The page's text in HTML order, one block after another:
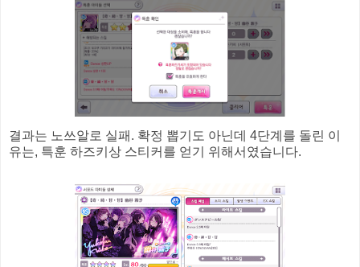
결과는 노쓰알로 실패. 확정 뽑기도 아닌데 4단계를 돌린 이
유는, 특훈 하즈키상 스티커를 얻기 위해서였습니다.